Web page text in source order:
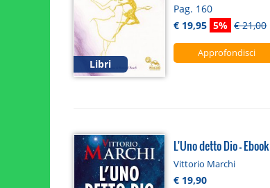
Libri
Pag. 160
€ 19,95 5% € 21,00
Approfondisci
L'Uno detto Dio - Ebook
Vittorio Marchi
€ 19,90